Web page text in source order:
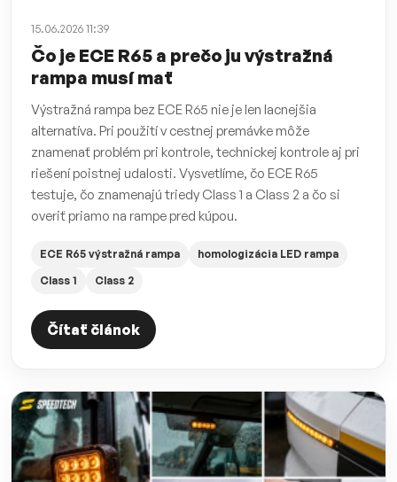
15.06.2026 11:39
Čo je ECE R65 a prečo ju výstražná
rampa musí mať
Výstražná rampa bez ECE R65 nie je len lacnejšia
alternatíva. Pri použití v cestnej premávke môže
znamenať problém pri kontrole, technickej kontrole aj pri
riešení poistnej udalosti. Vysvetlíme, čo ECE R65
testuje, čo znamenajú triedy Class 1 a Class 2 a čo si
overiť priamo na rampe pred kúpou.
ECE R65 výstražná rampa
homologizácia LED rampa
Class 1
Class 2
Čítať článok